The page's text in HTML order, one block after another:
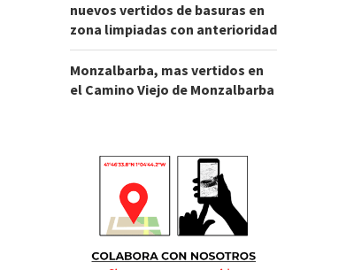
nuevos vertidos de basuras en
zona limpiadas con anterioridad
Monzalbarba, mas vertidos en
el Camino Viejo de Monzalbarba